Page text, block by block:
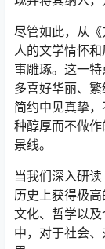
尽管如此，从
人的文学情怀
事雕琢。这一
多喜好华丽、
简约中见真挚
种醇厚而不做
景线。
当我们深入研
历史上获得极高
文化、哲学以
中，对于社会